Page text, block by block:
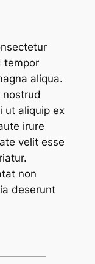
tempor
aliqua.
nostrud
ut aliquip ex
irure
velit esse
non
deserunt